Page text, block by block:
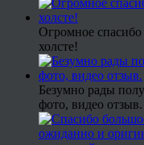
Огромное спасибо
холсте!
Безумно рады
фото, видео отзыв.